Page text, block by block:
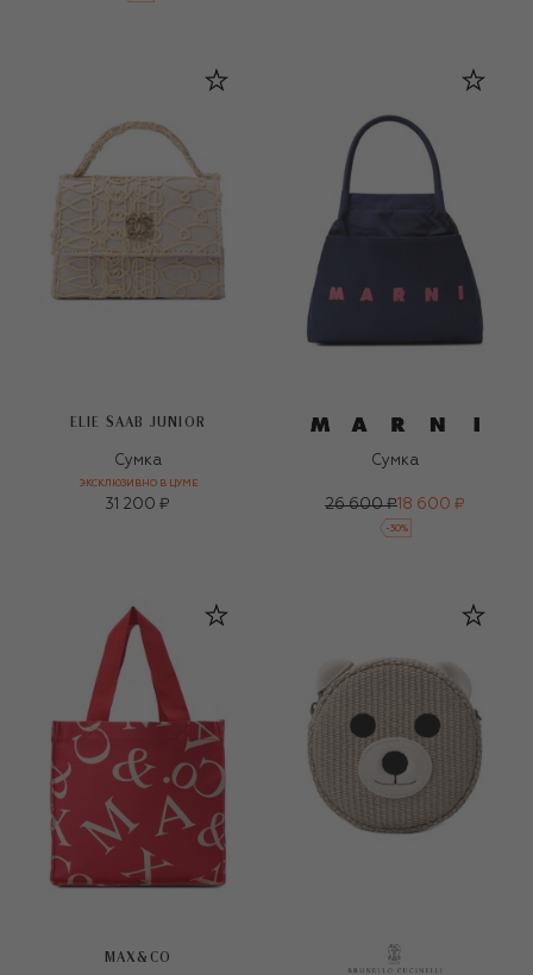
ELIE SAAB JUNIOR
Сумка
ЭКСКЛЮЗИВНО В ЦУМЕ
31 200 ₽
Сумка
26 600 ₽ 18 600 ₽
-30%
MAX&CO